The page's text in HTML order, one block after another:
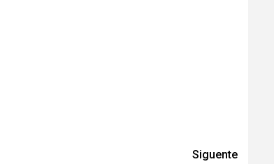
Siguente